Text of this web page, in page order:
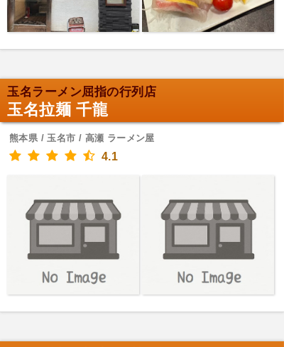
玉名ラーメン屈指の行列店
玉名拉麺 千龍
熊本県 / 玉名市 / 高瀬 ラーメン屋
4.1